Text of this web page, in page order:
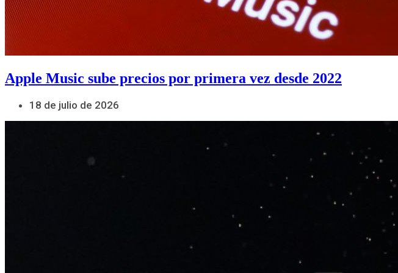
Apple Music sube precios por primera vez desde 2022
18 de julio de 2026